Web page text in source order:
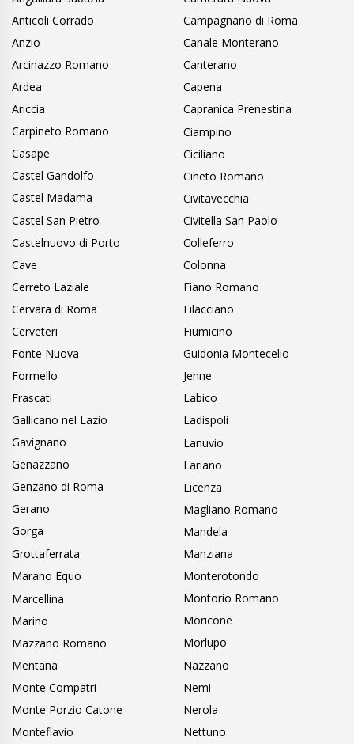
Anticoli Corrado
Anzio
Arcinazzo Romano
Ardea
Ariccia
Campagnano di Roma
Canale Monterano
Canterano
Capena
Capranica Prenestina
Carpineto Romano
Casape
Castel Gandolfo
Castel Madama
Castel San Pietro
Castelnuovo di Porto
Cave
Cerreto Laziale
Cervara di Roma
Cerveteri
Ciampino
Ciciliano
Cineto Romano
Civitavecchia
Civitella San Paolo
Colleferro
Colonna
Fiano Romano
Filacciano
Fiumicino
Fonte Nuova
Formello
Frascati
Gallicano nel Lazio
Gavignano
Genazzano
Genzano di Roma
Gerano
Gorga
Grottaferrata
Guidonia Montecelio
Jenne
Labico
Ladispoli
Lanuvio
Lariano
Licenza
Magliano Romano
Mandela
Manziana
Marano Equo
Marcellina
Marino
Mazzano Romano
Mentana
Monte Compatri
Monte Porzio Catone
Monteflavio
Monterotondo
Montorio Romano
Moricone
Morlupo
Nazzano
Nemi
Nerola
Nettuno